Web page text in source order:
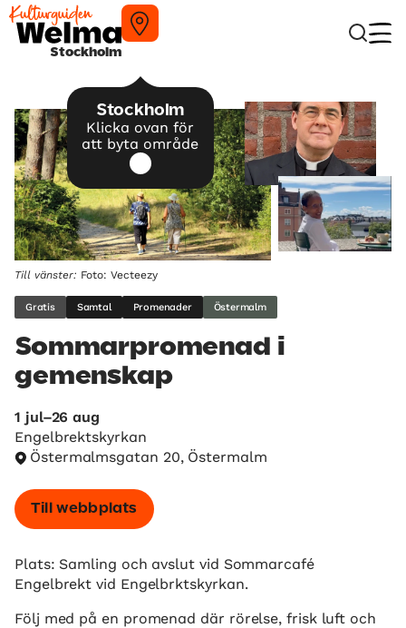
Stockholm
Stockholm
Klicka ovan för
att byta område
Till vänster: Foto: Vecteezy
Gratis Samtal Promenader Östermalm
Sommarpromenad i
gemenskap
1 jul–26 aug
Engelbrektskyrkan
Östermalmsgatan 20, Östermalm
Till webbplats
Plats: Samling och avslut vid Sommarcafé
Engelbrekt vid Engelbrktskyrkan.
Följ med på en promenad där rörelse, frisk luft och